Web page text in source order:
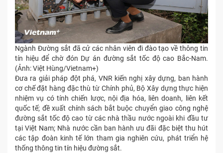
Ngành Đường sắt đã cử các nhân viên đi đào tạo về thông tin
tín hiệu để chờ đón Dự án đường sắt tốc độ cao Bắc-Nam.
(Ảnh: Việt Hùng/Vietnam+)
Đưa ra giải pháp đột phá, VNR kiến nghị xây dựng, ban hành
cơ chế đặt hàng đặc thù từ Chính phủ, Bộ Xây dựng thực hiện
nhiệm vụ có tính chiến lược, nội địa hóa, liên doanh, liên kết
quốc tế; đề xuất chính sách bắt buộc chuyển giao công nghệ
đường sắt tốc độ cao từ các nhà thầu nước ngoài khi đầu tư
tại Việt Nam; Nhà nước cần ban hành ưu đãi đặc biệt thu hút
các tập đoàn kinh tế lớn tham gia nghiên cứu, phát triển hệ
thống thông tin tín hiệu đường sắt.